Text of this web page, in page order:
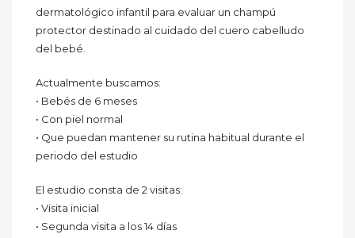
dermatológico infantil para evaluar un champú
protector destinado al cuidado del cuero cabelludo
del bebé.
Actualmente buscamos:
• Bebés de 6 meses
• Con piel normal
• Que puedan mantener su rutina habitual durante el
periodo del estudio
El estudio consta de 2 visitas:
• Visita inicial
• Segunda visita a los 14 días